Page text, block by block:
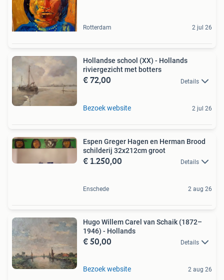
Rotterdam 2 jul 26
Hollandse school (XX) - Hollands
riviergezicht met botters
€ 72,00 Details
Bezoek website 2 jul 26
Espen Greger Hagen en Herman Brood
schilderij 32x212cm groot
€ 1.250,00 Details
Enschede 2 aug 26
Hugo Willem Carel van Schaik (1872–
1946) - Hollands
€ 50,00 Details
Bezoek website 2 aug 26